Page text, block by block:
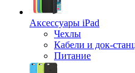
Аксессуары iPad
Чехлы
Кабели и док-
Питание